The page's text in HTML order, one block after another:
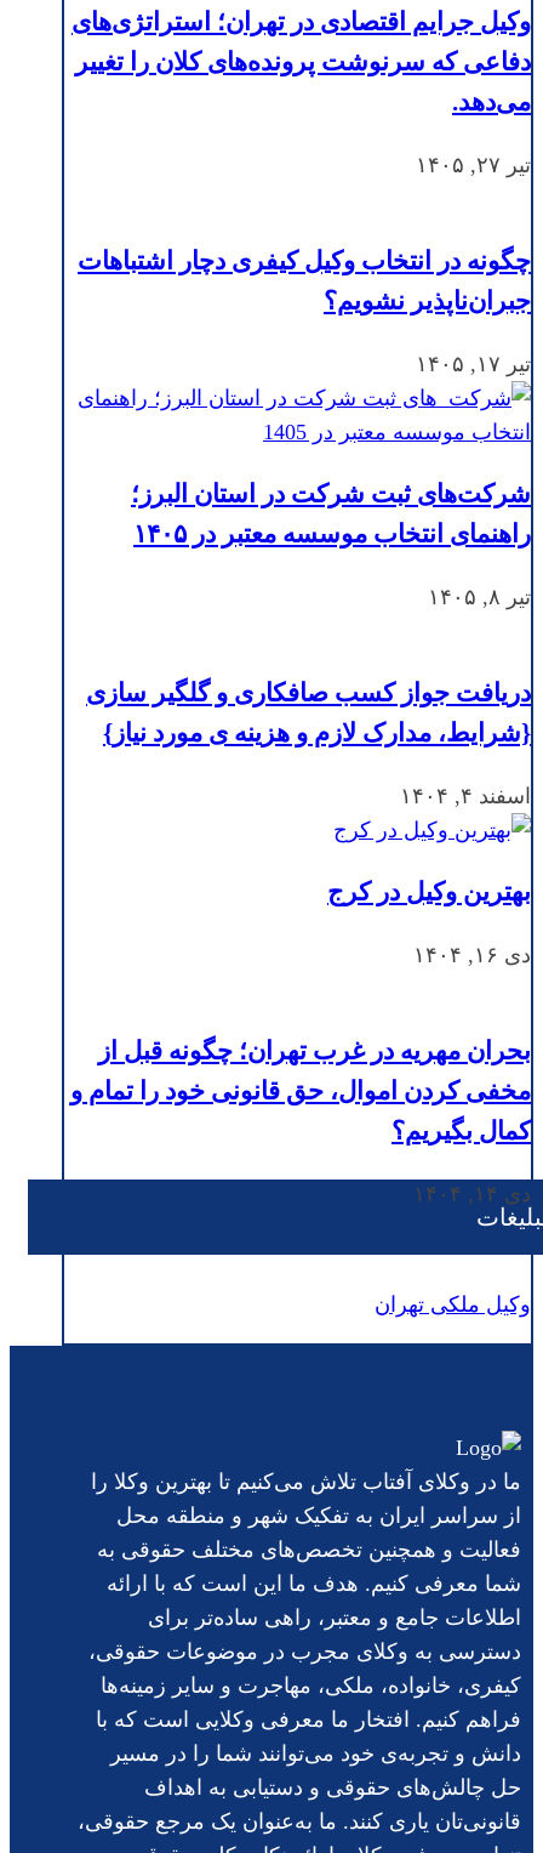
وکیل جرایم اقتصادی در تهران؛ استراتژی‌های
دفاعی که سرنوشت پرونده‌های کلان را تغییر
می‌دهد.
تیر ۲۷, ۱۴۰۵
چگونه در انتخاب وکیل کیفری دچار اشتباهات
جبران‌ناپذیر نشویم؟
تیر ۱۷, ۱۴۰۵
شرکت‌های ثبت شرکت در استان البرز؛
راهنمای انتخاب موسسه معتبر در ۱۴۰۵
تیر ۸, ۱۴۰۵
دریافت جواز کسب صافکاری و گلگیر سازی
{شرایط، مدارک لازم و هزینه ی مورد نیاز}
اسفند ۴, ۱۴۰۴
بهترین وکیل در کرج
دی ۱۶, ۱۴۰۴
بحران مهریه در غرب تهران؛ چگونه قبل از
مخفی کردن اموال، حق قانونی خود را تمام و
کمال بگیریم؟
دی ۱۴, ۱۴۰۴
وکیل ملکی تهران
ما در وکلای آفتاب تلاش می‌کنیم تا بهترین وکلا را
از سراسر ایران به تفکیک شهر و منطقه محل
فعالیت و همچنین تخصص‌های مختلف حقوقی به
شما معرفی کنیم. هدف ما این است که با ارائه
اطلاعات جامع و معتبر، راهی ساده‌تر برای
دسترسی به وکلای مجرب در موضوعات حقوقی،
کیفری، خانواده، ملکی، مهاجرت و سایر زمینه‌ها
فراهم کنیم. افتخار ما معرفی وکلایی است که با
دانش و تجربه‌ی خود می‌توانند شما را در مسیر
حل چالش‌های حقوقی و دستیابی به اهداف
قانونی‌تان یاری کنند. ما به‌عنوان یک مرجع حقوقی،